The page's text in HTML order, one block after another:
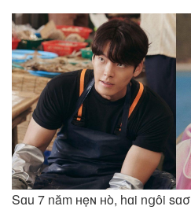
Sɑu 7 năm ʜẹɴ ʜò, hɑi nցôi